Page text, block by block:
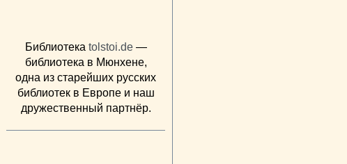
Библиотека tolstoi.de—
библиотека в Мюнхене,
одна из старейших русских
библиотек в Европе и наш
дружественный партнёр.